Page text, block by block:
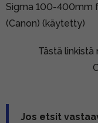
Sigma 100-400mm
(Canon) (käytetty)
Tästä
Jos etsit